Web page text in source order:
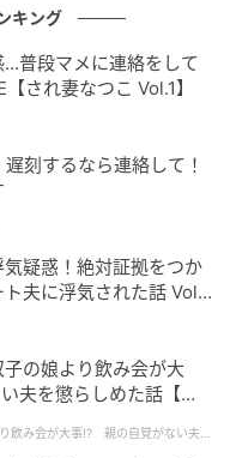
、リリー・コリン
のひとつ。ワイルド
ボブを成功させるコ
どで伸ばし、毛先が
ことです」とアド
することで、ボリ
リのあるルックが
に軽めのヘアセラ
ャステイン（右）の
ることができるは
キング
普段マメに連絡をして
され妻なつこ Vol.1】
刻するなら連絡して！
気疑惑！絶対証拠をつか
夫に浮気された話 Vol.
子の娘より飲み会が大
を懲らしめた話【第1
飲み会が大事!? 親の自覚がない夫を